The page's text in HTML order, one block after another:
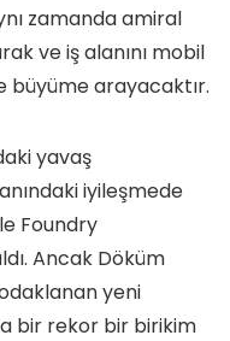
zamanda amiral
ve iş alanını mobil
büyüme arayacaktır.
yavaş
iyileşmede
Foundry
Ancak Döküm
yeni
bir rekor bir birikim